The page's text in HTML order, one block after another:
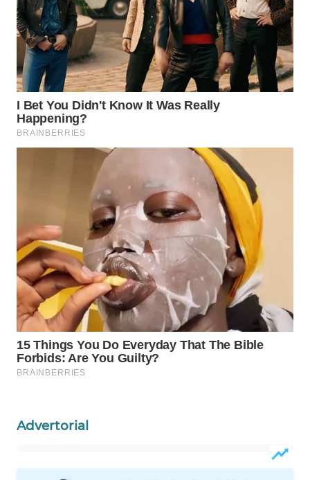
Advertorial
WAHANANEWS
ID
WAHANANEWS
CO ID
WAHANANEWS
WAHANA
UMKM
WAHANA
SELEB
WAHANA
PERSONA